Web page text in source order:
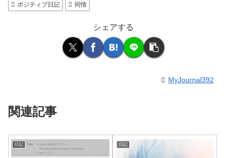
ポジティブ日記
同情
シェアする
MyJournal392
関連記事
日記 日記